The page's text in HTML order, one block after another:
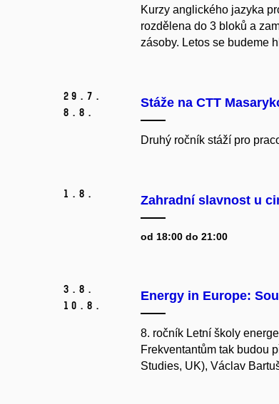
Kurzy anglického jazyka
rozdělena do 3 bloků a
zásoby. Letos se budeme
29. 7.
8. 8.
Stáže na CTT
Druhý ročník stáží pro
1. 8. Zahradní slavnost u
od 18:00 do 21:00
3. 8.
10. 8.
Energy in Europe:
8. ročník Letní školy
Frekventantům tak budou
Studies, UK), Václav